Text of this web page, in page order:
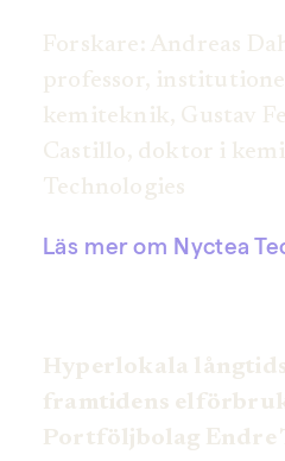
Forskare: Andreas
professor,
kemiteknik, Gustav
Castillo, doktor i
Technologies
Läs mer om Nyctea
Hyperlokala
framtidens
Portföljbolag Endre